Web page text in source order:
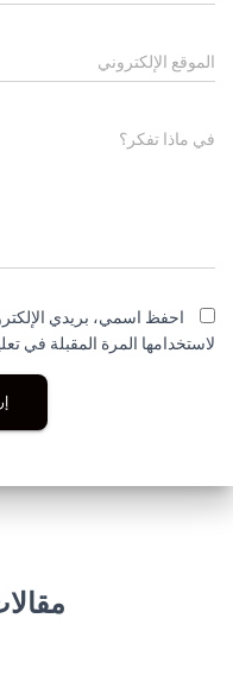
الموقع الإلكتروني
في ماذا تفكر؟
احفظ اسمي، بريدي
لاستخدامها المرة المقبلة في